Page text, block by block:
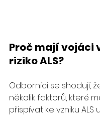
Proč mají vojáci
riziko ALS?
Odborníci se shodují,
několik faktorů, které
přispívat ke vzniku ALS